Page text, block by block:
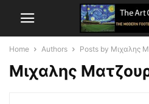
Home Authors Posts by Μιχαλης
Μιχαλης